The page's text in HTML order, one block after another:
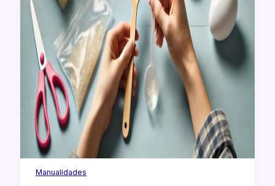
Manualidades